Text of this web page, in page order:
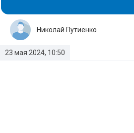
23 мая 2024, 10:50
Николай Путиенко